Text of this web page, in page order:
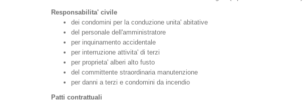
Responsabilita' civile
dei condomini per la conduzione unita' abitative
del personale dell'amministratore
per inquinamento accidentale
per interruzione attivita' di terzi
per proprieta' alberi alto fusto
del committente straordinaria manutenzione
per danni a terzi e condomini da incendio
Patti contrattuali